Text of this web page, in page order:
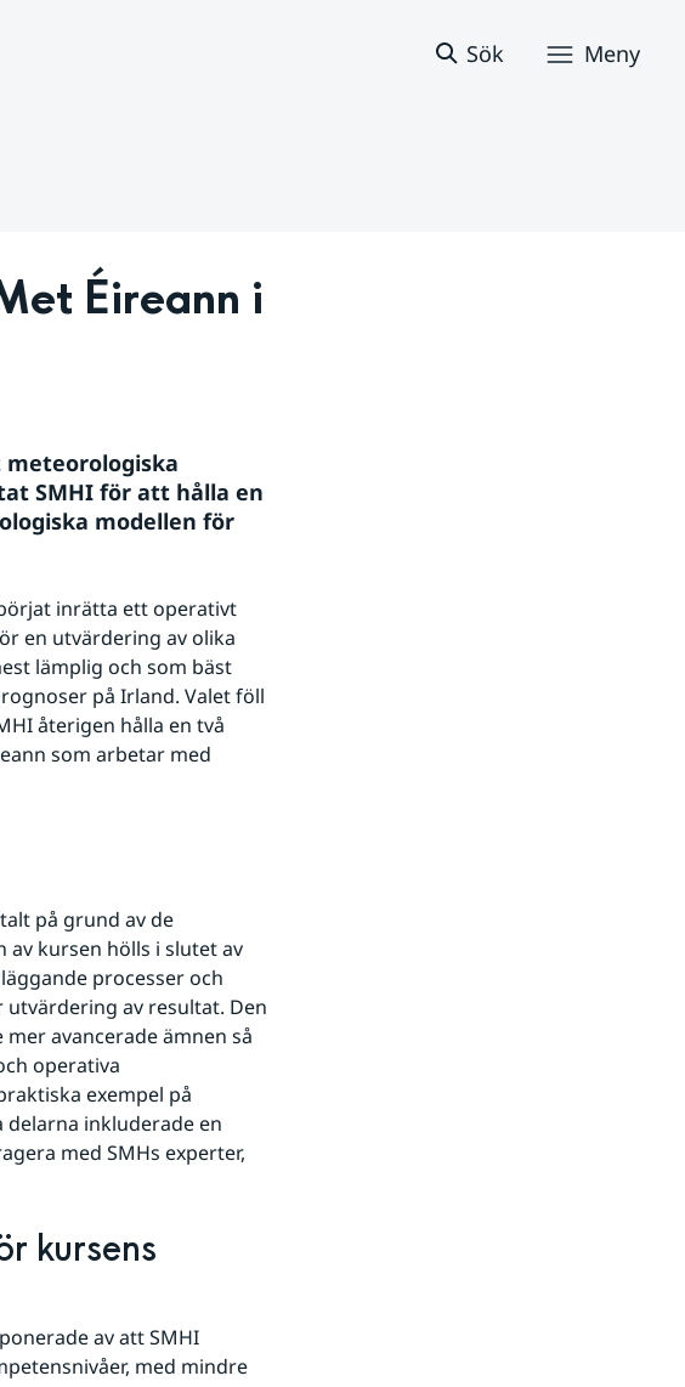
Sök Meny
Éireann i
SMHI för att hålla en
modellen för
inrätta ett operativt
en utvärdering av olika
lämplig och som bäst
på Irland. Valet föll
återigen hålla en två
som arbetar med
på grund av de
kursen hölls i slutet av
processer och
utvärdering av resultat. Den
avancerade ämnen så
operativa
exempel på
inkluderade en
med SMHs experter,
kursens
av att SMHI
med mindre